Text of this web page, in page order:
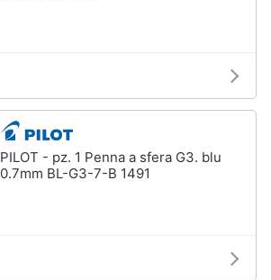
PILOT - pz. 1 Penna a sfera G3. blu
0.7mm BL-G3-7-B 1491